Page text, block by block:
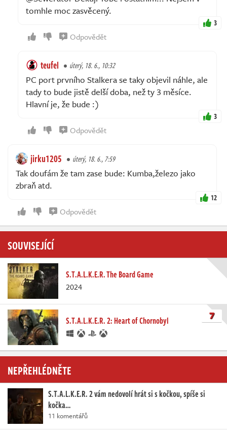
tomhle moc zasvěcený.
3
Odpovědět
teufel úterý, 18. 6., 10:32
PC port prvního Stalkera se taky objevil náhle, ale
tady to bude jistě delší doba, než ty 3 měsíce.
Hlavní je, že bude :)
3
Odpovědět
jirku1205 úterý, 18. 6., 7:59
Tak doufám že tam zase bude: Kumba,železo jako
zbraň atd.
12
Odpovědět
SOUVISEJÍCÍ
S.T.A.L.K.E.R. The Board Game
2024
S.T.A.L.K.E.R. 2: Heart of Chornobyl 7
NEPŘEHLÉDNĚTE
S.T.A.L.K.E.R. 2 vám nedovolí hrát si s kočkou, spíše si
kočka…
11 komentářů